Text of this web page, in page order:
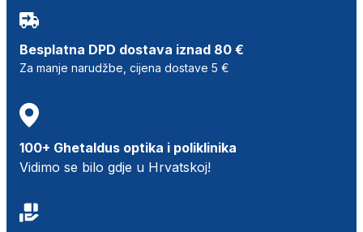
Besplatna DPD dostava iznad 80 €
Za manje narudžbe, cijena dostave 5 €
100+ Ghetaldus optika i poliklinika
Vidimo se bilo gdje u Hrvatskoj!